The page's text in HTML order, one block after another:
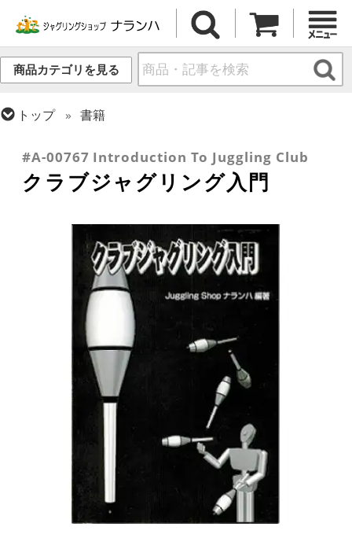
商品カテゴリを見る
トップ
書籍
#A-00767 Introduction To Juggling Club
クラブジャグリング入門